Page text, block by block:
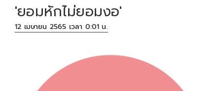
'ยอมหักไม่ยอมงอ'
12 เมษายน 2565 เวลา 0:01 น.